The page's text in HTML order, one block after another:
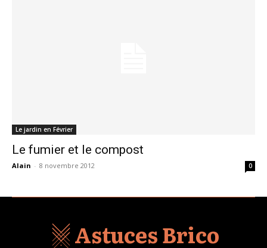
Le jardin en Février
Le fumier et le compost
Alain - 8 novembre 2012 0
Astuces Brico